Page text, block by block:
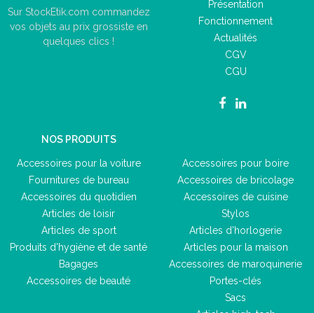
Sur StockEtik.com commandez
vos objets au prix grossiste en
quelques clics !
Présentation
Fonctionnement
Actualités
CGV
CGU
NOS PRODUITS
Accessoires pour la voiture
Fournitures de bureau
Accessoires du quotidien
Articles de loisir
Articles de sport
Produits d'hygiène et de santé
Bagages
Accessoires de beauté
Accessoires pour boire
Accessoires de bricolage
Accessoires de cuisine
Stylos
Articles d'horlogerie
Articles pour la maison
Accessoires de maroquinerie
Portes-clés
Sacs